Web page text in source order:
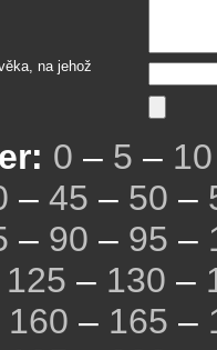
na jehož
0 – 5 – 10
– 45 – 50 –
– 90 – 95 –
125 – 130 –
160 – 165 –